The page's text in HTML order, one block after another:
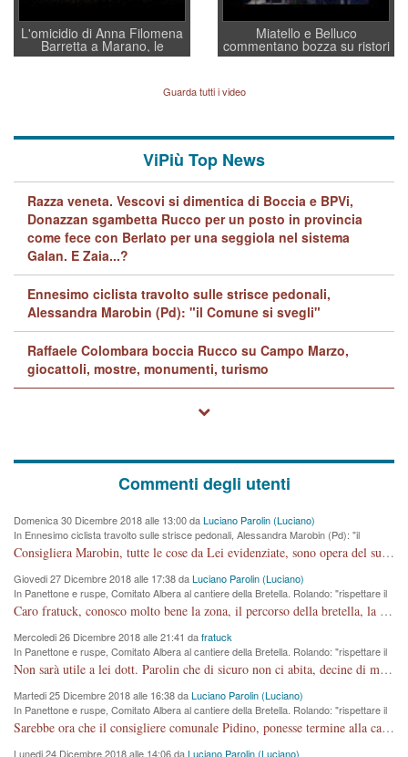
L'omicidio di Anna Filomena
Barretta a Marano, le
indagini dei carabinieri di
quelle di... Barbara D'Urso
Miatello e Belluco
commentano bozza su ristori
BPVi e Veneto Banca
Guarda tutti i video
ViPiù Top News
Razza veneta. Vescovi si dimentica di Boccia e BPVi,
Donazzan sgambetta Rucco per un posto in provincia
come fece con Berlato per una seggiola nel sistema
Galan. E Zaia...?
Ennesimo ciclista travolto sulle strisce pedonali,
Alessandra Marobin (Pd): "il Comune si svegli"
Raffaele Colombara boccia Rucco su Campo Marzo,
giocattoli, mostre, monumenti, turismo
Commenti degli utenti
Domenica 30 Dicembre 2018 alle 13:00 daLuciano Parolin (Luciano)
In Ennesimo ciclista travolto sulle strisce pedonali, Alessandra Marobin (Pd): "il
Comune si svegli"
Consigliera Marobin, tutte le cose da Lei evidenziate, sono opera del suo ex Assessore e compagno di Partito Antonio Marco Dalla Pozza Assessore alla "progettazione" di piste ciclabili e altre porcherie. A lui manderei il conto da saldare per incidenti e danni alle persone. E' ora che "finiamola." Avete perso rassegnatevi. qui IL SINDACO RUCCO NON C'ENTRA PER NIENTE. CAPITO!!!!!!!! Amen.
Giovedi 27 Dicembre 2018 alle 17:38 daLuciano Parolin (Luciano)
In Panettone e ruspe, Comitato Albera al cantiere della Bretella. Rolando: "rispettare il
cronoprogramma"
Caro fratuck, conosco molto bene la zona, il percorso della bretella, la situazione dei cittadini, abito in Viale Trento. A partire dal 2003 ho partecipato al Comitato di Maddalene pro bretella, e a riunioni propositive per apportare modifiche al progetto. Numerose mie foto del territorio sono arrivate a Roma, altri miei interventi (non graditi dalla Sx) sono stati pubblicati dal GdV, assieme ad altri come Ciro Asproso, ora favorevole alla bretella. Ho partecipato alla raccolta firme per la chiusura della strada x 5 giorni eseguita dal Sindaco Hullwech per sforamento 180 Micro/g. Pertanto come impegno per la tematica sono apposto con la coscienza. Ora il Progetto è partito, fine! Voglio dire che la nuova Giunta "comunale" non c'entra più. L'opera sarà "malauguratamente" eseguita, ma non con il mio placet. Il Consigliere Comunale dovrebbe capire che la campagna elettorale è finita, con buona pace di tutti. Quello che invece dovrebbe interessare è la proprietà della strada, dall'uscita autostradale Ovest, sino alla Rotatoria dell'Albara, vi sono tre possessori: Autostrade SpA; La Provincia, il Comune. Come la mettiamo per il futuro ? I costi, da 50 sono saliti a 100 milioni di € come dire 20 milioni a KM (!) da non credere. Comunque si farà. Ma nessuno canti Vittoria, anzi meglio non farne un ulteriore fatto "partitico" per questioni elettorali o di seggio. Se mi manda la sua mail, sono disponibile ad inviare i documenti e le foto sopra descritte. Con ossequi, Luciano Parolin
Mercoledi 26 Dicembre 2018 alle 21:41 dafratuck
In Panettone e ruspe, Comitato Albera al cantiere della Bretella. Rolando: "rispettare il
cronoprogramma"
Non sarà utile a lei dott. Parolin che di sicuro non ci abita, decine di migliaia di TIR, automobili e padroncini che passano quotidianamente per una strada appena rotabile, non è più possibile stendere i panni, attraversare la strada senza rischiare la morte, le case stanno crepando, i tempi sono cambiati e la bretella non passerà assolutamente per maddalene (ma cosa sta a dire?!), dia invece responsabilità a chi ha costruito tagliando la strada che doveva invece terminare a isola vicentina e non al moracchino lasciando Motta di Costabissara ancora in panne di traffico. I tempi sono cambiati dottore e se l'anagrafe della vita stagna nell'essere umano impressioni conservatrici, la società non le considera perchè va avanti, si industrializza e ha bisogno di infrastrutture e di sviluppo. Ultima considerazione, se è geloso di Rolando perchè vede in lui solo campagne politiche mentre si difendono i SOLI diritti dei cittadini, la preghiamo faccia considerazioni più appropriate. Saluti e complimenti per i suoi scritti.
Martedi 25 Dicembre 2018 alle 16:38 daLuciano Parolin (Luciano)
In Panettone e ruspe, Comitato Albera al cantiere della Bretella. Rolando: "rispettare il
cronoprogramma"
Sarebbe ora che il consigliere comunale Pidino, ponesse termine alla campagna elettorale nel territorio del suo seggio Villaggio del Sole. La tiraca è iniziata, distruggerà 6 km di prateria ovest della città, ricca di fonti e sorgenti d'acqua. I cittadini di Maddalene non avranno più Pace la notte. Molta colpa per la costruzione di questa Strada è proprio del signor Rolando,dei suoi gazebo mobili e che vuol far passare questa opera VANDALICA come progetto "utile" a chi ? Non è cosa seria sig. Rolando!
Lunedi 24 Dicembre 2018 alle 14:06 daLuciano Parolin (Luciano)